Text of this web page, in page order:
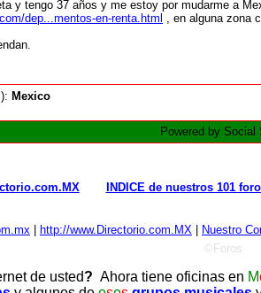
y tengo 37 años y me estoy por mudarme a
dep...mentos-en-renta.html , en alguna zona
Mexico
Powered by Social
INDICE de nuestros 101
http://www.Directorio.com.MX Nuestro
©Foros
de usted? Ahora tiene oficinas en M